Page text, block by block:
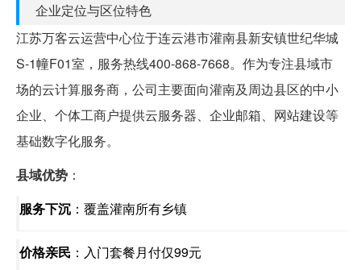
企业定位与区位特色
江苏万客云运营中心位于连云港市灌南县新安镇世纪华城
S-1幢F01室，服务热线400-868-7668。作为专注县域市
场的云计算服务商，公司主要面向灌南及周边县区的中小
企业、个体工商户提供云服务器、企业邮箱、网站建设等
基础数字化服务。
县域优势 ：
服务下沉 ：覆盖灌南所有乡镇
价格亲民 ：入门套餐月付仅99元